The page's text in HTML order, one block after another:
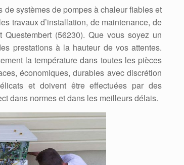
systèmes de pompes à chaleur fiables et
travaux d’installation, de maintenance, de
(56230). Que vous soyez un
prestations à la hauteur de vos attentes.
la température dans toutes les pièces
économiques, durables avec discrétion
et doivent être effectuées par des
dans normes et dans les meilleurs délais.